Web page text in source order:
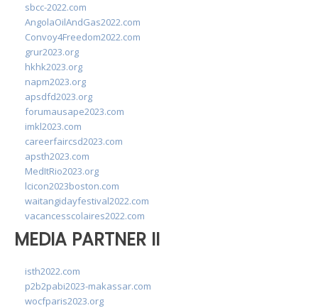
sbcc-2022.com
AngolaOilAndGas2022.com
Convoy4Freedom2022.com
grur2023.org
hkhk2023.org
napm2023.org
apsdfd2023.org
forumausape2023.com
imkl2023.com
careerfaircsd2023.com
apsth2023.com
MedItRio2023.org
lcicon2023boston.com
waitangidayfestival2022.com
vacancesscolaires2022.com
MEDIA PARTNER II
isth2022.com
p2b2pabi2023-makassar.com
wocfparis2023.org